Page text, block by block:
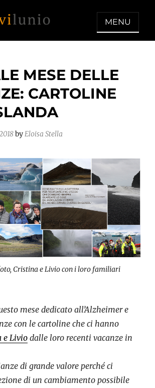
dopo la
MENU
MESE DELLE
CARTOLINE
byEloisa Stella
Cristina e Livio con i loro familiari
mese dedicato all’Alzheimer e
con le cartoline che ci hanno
e Livio dalle loro recenti vacanze in
di grande valore perché ci
di un cambiamento possibile